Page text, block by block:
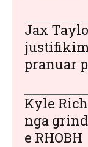
Jax
pranuar
Kyle
nga
e RHOBH